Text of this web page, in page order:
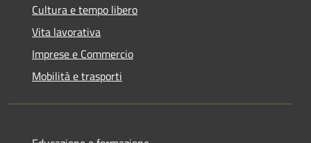
Cultura e tempo libero
Vita lavorativa
Imprese e Commercio
Mobilità e trasporti